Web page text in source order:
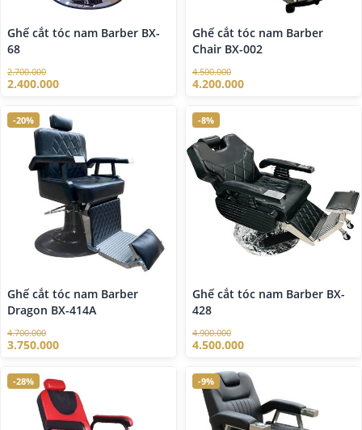
Ghế cắt tóc nam Barber BX-
68
2.700.000
2.400.000
Ghế cắt tóc nam Barber
Chair BX-002
4.500.000
4.200.000
-20%
Ghế cắt tóc nam Barber
Dragon BX-414A
4.700.000
3.750.000
-8%
Ghế cắt tóc nam Barber BX-
428
4.900.000
4.500.000
-28% -9%